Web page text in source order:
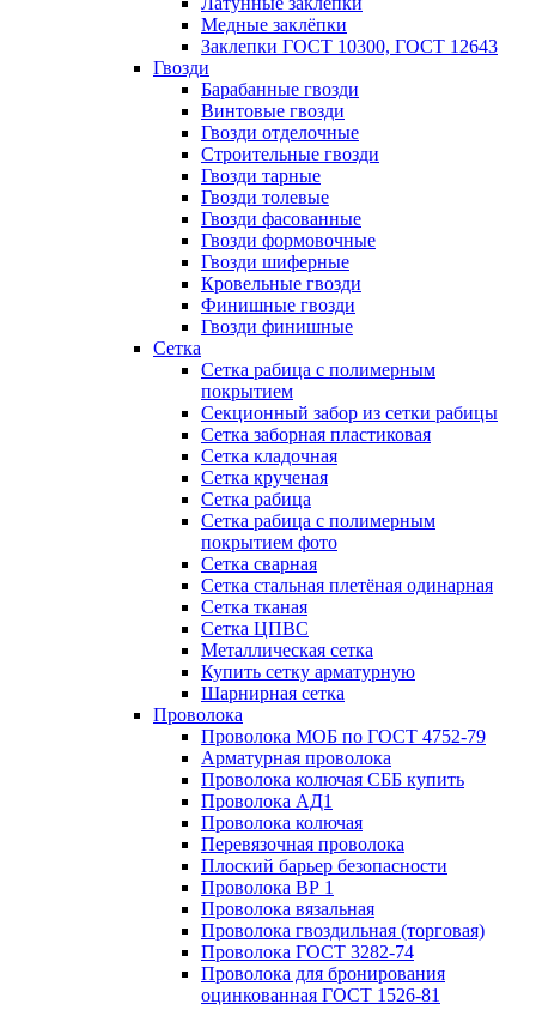
Медные заклёпки
Заклепки ГОСТ 10300, ГОСТ 12643
Гвозди
Барабанные гвозди
Винтовые гвозди
Гвозди отделочные
Строительные гвозди
Гвозди тарные
Гвозди толевые
Гвозди фасованные
Гвозди формовочные
Гвозди шиферные
Кровельные гвозди
Финишные гвозди
Гвозди финишные
Сетка
Сетка рабица с полимерным
покрытием
Секционный забор из сетки рабицы
Сетка заборная пластиковая
Сетка кладочная
Сетка крученая
Сетка рабица
Сетка рабица с полимерным
покрытием фото
Сетка сварная
Сетка стальная плетёная одинарная
Сетка тканая
Сетка ЦПВС
Металлическая сетка
Купить сетку арматурную
Шарнирная сетка
Проволока
Проволока МОБ по ГОСТ 4752-79
Арматурная проволока
Проволока колючая СББ купить
Проволока АД1
Проволока колючая
Перевязочная проволока
Плоский барьер безопасности
Проволока ВР 1
Проволока вязальная
Проволока гвоздильная (торговая)
Проволока ГОСТ 3282-74
Проволока для бронирования
оцинкованная ГОСТ 1526-81